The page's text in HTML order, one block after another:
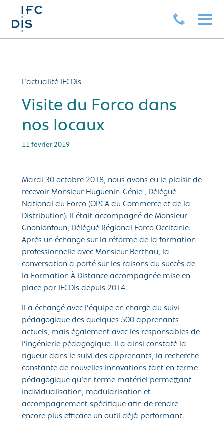
L'actualité IFCDis
Visite du Forco dans
nos locaux
11 février 2019
Mardi 30 octobre 2018, nous avons eu le plaisir de
recevoir Monsieur Huguenin-Génie , Délégué
National du Forco (OPCA du Commerce et de la
Distribution). Il était accompagné de Monsieur
Gnonlonfoun, Délégué Régional Forco Occitanie.
Après un échange sur la réforme de la formation
professionnelle avec Monsieur Berthau, la
conversation a porté sur les raisons du succès de
la Formation À Distance accompagnée mise en
place par IFCDis depuis 2014.
Il a échangé avec l’équipe en charge du suivi
pédagogique des quelques 500 apprenants
actuels, mais également avec les responsables de
l’ingénierie pédagogique. Il a ainsi constaté la
rigueur dans le suivi des apprenants, la recherche
constante de nouvelles innovations tant en terme
pédagogique qu’en terme matériel permettant
individualisation, modularisation et
accompagnement spécifique afin de rendre
encore plus efficace un outil déjà performant.